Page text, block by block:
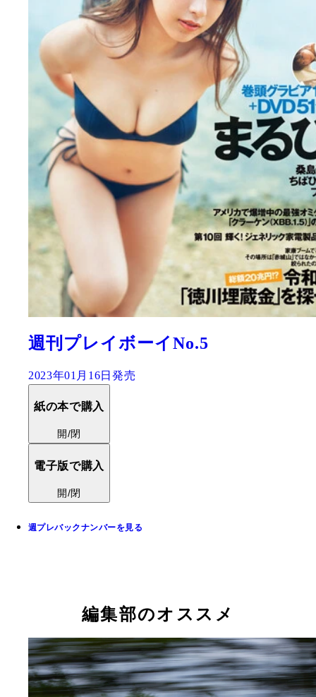
週刊プレイボーイNo.5
2023年01月16日発売
紙の本で購入
開/閉
電子版で購入
開/閉
週プレバックナンバーを見る
編集部のオススメ